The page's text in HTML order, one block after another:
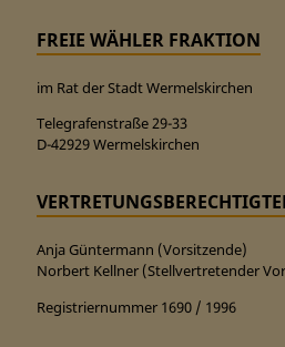
FREIE WÄHLER FRAKTION
im Rat der Stadt Wermelskirchen
Telegrafenstraße 29-33
D-42929 Wermelskirchen
Anja Güntermann (Vorsitzende)
Norbert Kellner (Stellvertretender
Registriernummer 1690 / 1996